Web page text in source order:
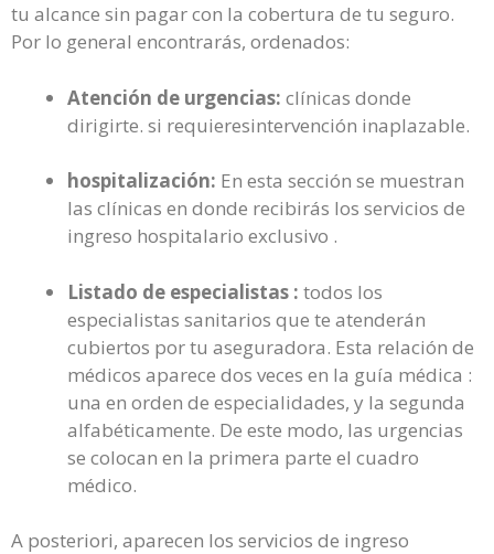
tu alcance sin pagar con la cobertura de tu seguro.
Por lo general encontrarás, ordenados:
Atención de urgencias: clínicas donde
dirigirte. si requieresintervención inaplazable.
hospitalización: En esta sección se muestran
las clínicas en donde recibirás los servicios de
ingreso hospitalario exclusivo .
Listado de especialistas : todos los
especialistas sanitarios que te atenderán
cubiertos por tu aseguradora. Esta relación de
médicos aparece dos veces en la guía médica :
una en orden de especialidades, y la segunda
alfabéticamente. De este modo, las urgencias
se colocan en la primera parte el cuadro
médico.
A posteriori, aparecen los servicios de ingreso